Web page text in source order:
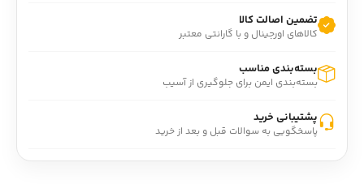
تضمین اصالت کالا
کالاهای اورجینال و با گارانتی معتبر
بسته‌بندی مناسب
بسته‌بندی ایمن برای جلوگیری از آسیب
پشتیبانی خرید
پاسخگویی به سوالات قبل و بعد از خرید